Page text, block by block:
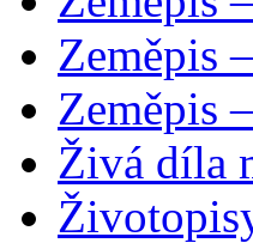
Zeměpis
Zeměpis
Živá díla